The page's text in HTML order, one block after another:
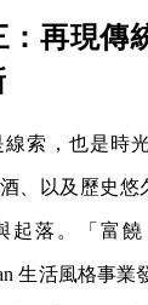
：再現傳
索，也是時
、以及歷史悠
起落。「富饒
生活風格事